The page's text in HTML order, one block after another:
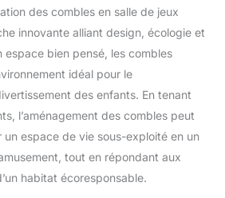
des combles en salle de jeux
innovante alliant design, écologie et
espace bien pensé, les combles
idéal pour le
des enfants. En tenant
l’aménagement des combles peut
un espace de vie sous-exploité en un
tout en répondant aux
habitat écoresponsable.